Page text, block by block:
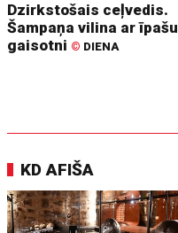
Dzirkstošais ceļvedis.
Šampaņa vilina ar īpašu
gaisotni © DIENA
KD AFIŠA